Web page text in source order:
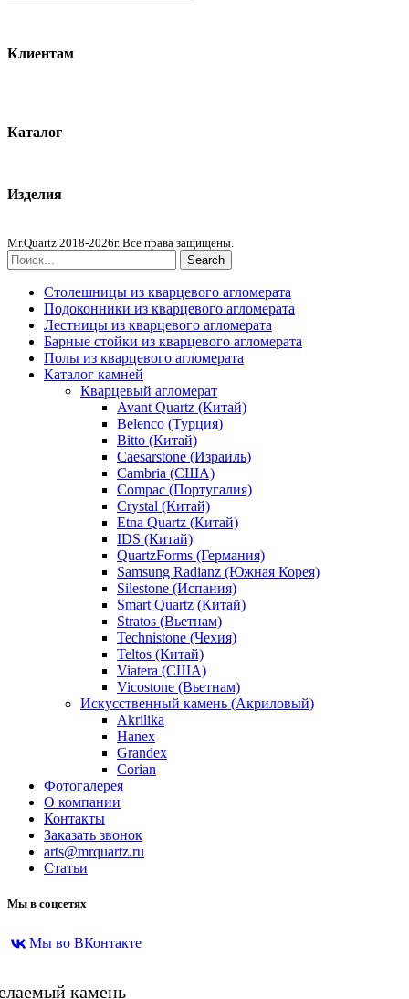
Клиентам
Каталог
Изделия
Mr.Quartz 2018-2026г. Все права защищены.
Search
Столешницы из кварцевого агломерата
Подоконники из кварцевого агломерата
Лестницы из кварцевого агломерата
Барные стойки из кварцевого агломерата
Полы из кварцевого агломерата
Каталог камней
Кварцевый агломерат
Avant Quartz (Китай)
Belenco (Турция)
Bitto (Китай)
Caesarstone (Израиль)
Cambria (США)
Compac (Португалия)
Crystal (Китай)
Etna Quartz (Китай)
IDS (Китай)
QuartzForms (Германия)
Samsung Radianz (Южная Корея)
Silestone (Испания)
Smart Quartz (Китай)
Stratos (Вьетнам)
Technistone (Чехия)
Teltos (Китай)
Viatera (США)
Vicostone (Вьетнам)
Искусственный камень (Акриловый)
Akrilika
Hanex
Grandex
Corian
Фотогалерея
О компании
Контакты
Заказать звонок
arts@mrquartz.ru
Статьи
Мы в соцсетях
Мы во ВКонтакте
камень